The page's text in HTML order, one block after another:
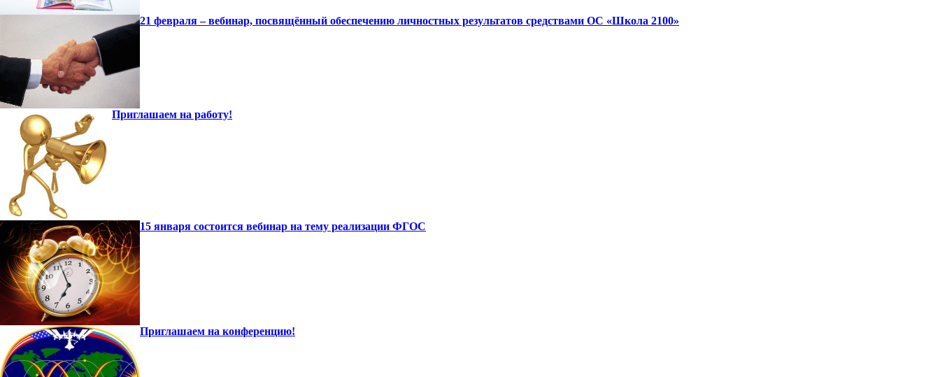
21 февраля – вебинар, посвящённый обеспечению личностных результатов средствами ОС «Школа 2100»
Приглашаем на работу!
15 января состоится вебинар на тему реализации ФГОС
Приглашаем на конференцию!